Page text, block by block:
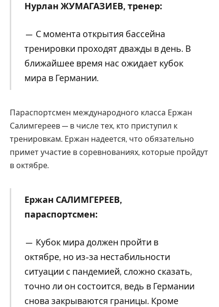
Нурлан ЖУМАГАЗИЕВ, тренер:
— С момента открытия бассейна
тренировки проходят дважды в день. В
ближайшее время нас ожидает кубок
мира в Германии.
Параспортсмен международного класса Ержан
Салимгереев — в числе тех, кто приступил к
тренировкам. Ержан надеется, что обязательно
примет участие в соревнованиях, которые пройдут
в октябре.
Ержан САЛИМГЕРЕЕВ,
параспортсмен:
— Кубок мира должен пройти в
октябре, но из-за нестабильности
ситуации с пандемией, сложно сказать,
точно ли он состоится, ведь в Германии
снова закрываются границы. Кроме